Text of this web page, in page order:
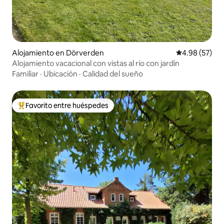
Alojamiento en Dörverden Calificación
4.98 (57)
Alojamiento vacacional con vistas al río con jardín
Familiar · Ubicación · Calidad del sueño
Favorito entre huéspedes preferido
Favorito entre huéspedes